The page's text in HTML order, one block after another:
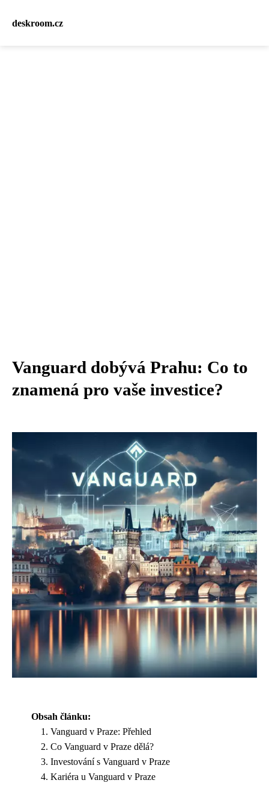
deskroom.cz
Vanguard dobývá Prahu: Co to
znamená pro vaše investice?
Obsah článku:
Vanguard v Praze: Přehled
Co Vanguard v Praze dělá?
Investování s Vanguard v Praze
Kariéra u Vanguard v Praze